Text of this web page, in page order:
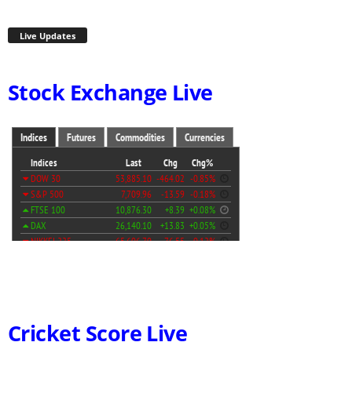
Live Updates
Stock Exchange Live
Cricket Score Live